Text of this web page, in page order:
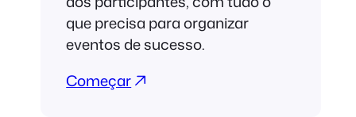
que precisa para organizar
eventos de sucesso.
Começar